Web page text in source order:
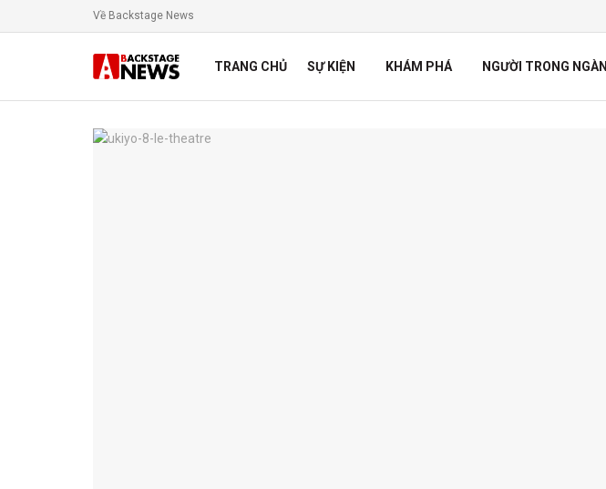
Về Backstage News
TRANG CHỦ SỰ KIỆN KHÁM PHÁ NGƯỜI TRONG